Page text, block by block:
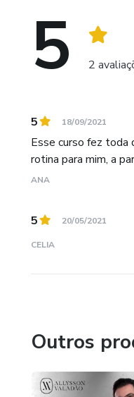
O objetivo do
transdiciplinar do
Através dos 3
5 2
5 18/09/2021
Esse curso fez toda
rotina para mim, a
ANA
5 20/05/2021
CELIA
Outros